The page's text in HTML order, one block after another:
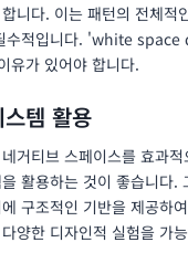
니다. 이는 패턴의 전체적
수적입니다. 'white space
유가 있어야 합니다.
템 활용
거티브 스페이스를 효과
활용하는 것이 좋습니다.
구조적인 기반을 제공하
양한 디자인적 실험을 가